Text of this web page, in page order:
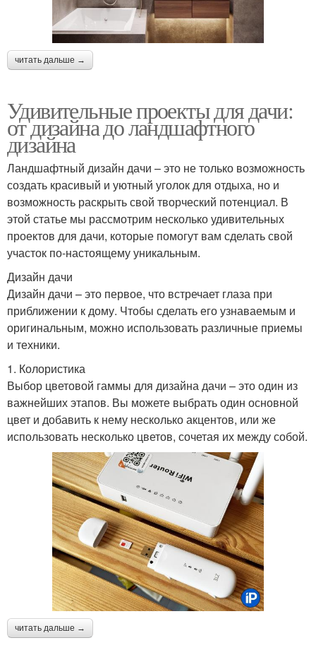
читать дальше →
Удивительные проекты для дачи:
от дизайна до ландшафтного
дизайна
Ландшафтный дизайн дачи – это не только возможность
создать красивый и уютный уголок для отдыха, но и
возможность раскрыть свой творческий потенциал. В
этой статье мы рассмотрим несколько удивительных
проектов для дачи, которые помогут вам сделать свой
участок по-настоящему уникальным.
Дизайн дачи
Дизайн дачи – это первое, что встречает глаза при
приближении к дому. Чтобы сделать его узнаваемым и
оригинальным, можно использовать различные приемы
и техники.
1. Колористика
Выбор цветовой гаммы для дизайна дачи – это один из
важнейших этапов. Вы можете выбрать один основной
цвет и добавить к нему несколько акцентов, или же
использовать несколько цветов, сочетая их между собой.
читать дальше →